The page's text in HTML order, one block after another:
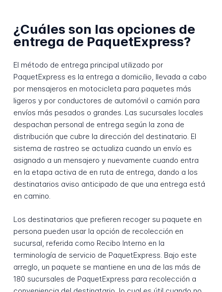
¿Cuáles son las opciones de
entrega de PaquetExpress?
El método de entrega principal utilizado por
PaquetExpress es la entrega a domicilio, llevada a cabo
por mensajeros en motocicleta para paquetes más
ligeros y por conductores de automóvil o camión para
envíos más pesados o grandes. Las sucursales locales
despachan personal de entrega según la zona de
distribución que cubre la dirección del destinatario. El
sistema de rastreo se actualiza cuando un envío es
asignado a un mensajero y nuevamente cuando entra
en la etapa activa de en ruta de entrega, dando a los
destinatarios aviso anticipado de que una entrega está
en camino.
Los destinatarios que prefieren recoger su paquete en
persona pueden usar la opción de recolección en
sucursal, referida como Recibo Interno en la
terminología de servicio de PaquetExpress. Bajo este
arreglo, un paquete se mantiene en una de las más de
180 sucursales de PaquetExpress para recolección a